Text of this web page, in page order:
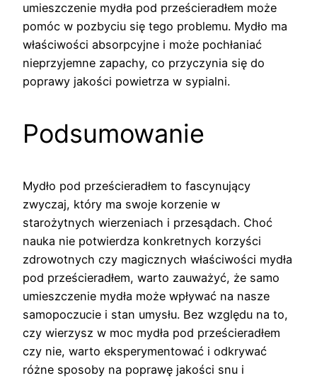
umieszczenie mydła pod prześcieradłem może
pomóc w pozbyciu się tego problemu. Mydło ma
właściwości absorpcyjne i może pochłaniać
nieprzyjemne zapachy, co przyczynia się do
poprawy jakości powietrza w sypialni.
Podsumowanie
Mydło pod prześcieradłem to fascynujący
zwyczaj, który ma swoje korzenie w
starożytnych wierzeniach i przesądach. Choć
nauka nie potwierdza konkretnych korzyści
zdrowotnych czy magicznych właściwości mydła
pod prześcieradłem, warto zauważyć, że samo
umieszczenie mydła może wpływać na nasze
samopoczucie i stan umysłu. Bez względu na to,
czy wierzysz w moc mydła pod prześcieradłem
czy nie, warto eksperymentować i odkrywać
różne sposoby na poprawę jakości snu i